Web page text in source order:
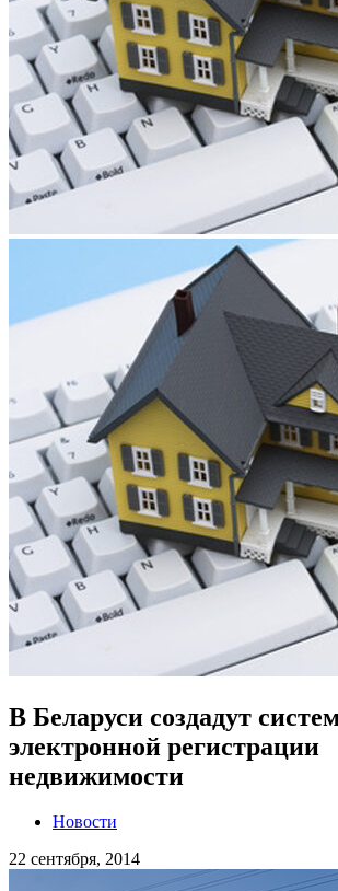
В Беларуси создадут
электронной регистрации
недвижимости
Новости
22 сентября, 2014